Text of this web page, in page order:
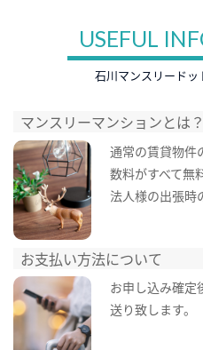
USEFUL
石川マンスリード
マンスリーマンションとは？
通常の賃貸物件
数料がすべて無
法人様の出張時
お支払い方法について
お申し込み確定
送り致します。